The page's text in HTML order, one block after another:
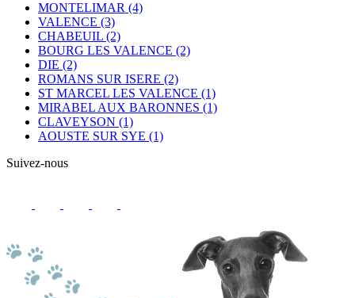
MONTELIMAR (4)
VALENCE (3)
CHABEUIL (2)
BOURG LES VALENCE (2)
DIE (2)
ROMANS SUR ISERE (2)
ST MARCEL LES VALENCE (1)
MIRABEL AUX BARONNES (1)
CLAVEYSON (1)
AOUSTE SUR SYE (1)
Suivez-nous